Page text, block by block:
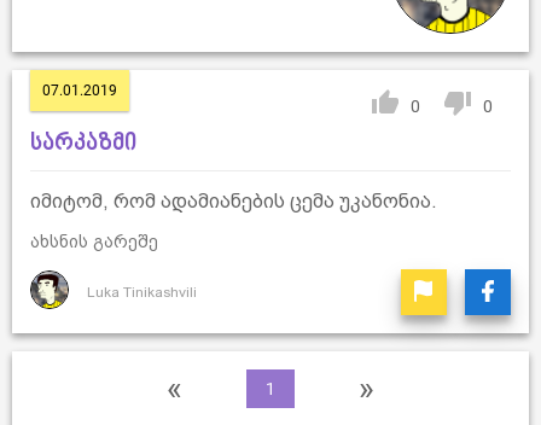
07.01.2019
0 0
სარკაზმი
იმიტომ, რომ ადამიანების ცემა უკანონია.
ახსნის გარეშე
Luka Tinikashvili
« 1 »